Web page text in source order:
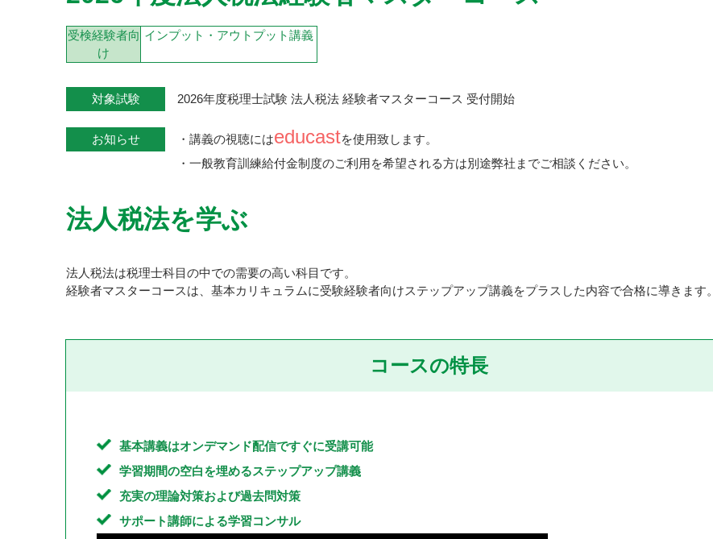
受検経験者向
け
インプット・アウトプット講義
対象試験 2026年度税理士試験 法人税法 経験者マスターコース 受付開始
お知らせ ・ 講義の視聴にはeducastを使用致します。
・一般教育訓練給付金制度のご利用を希望される方は別途弊社までご相談ください。
法人税法を学ぶ
法人税法は税理士科目の中での需要の高い科目です。
経験者マスターコースは、基本カリキュラムに受験経験者向けステップアップ講義をプラスした内容で合格に導きます。
コースの特長
基本講義はオンデマンド配信ですぐに受講可能
学習期間の空白を埋めるステップアップ講義
充実の理論対策および過去問対策
サポート講師による学習コンサル